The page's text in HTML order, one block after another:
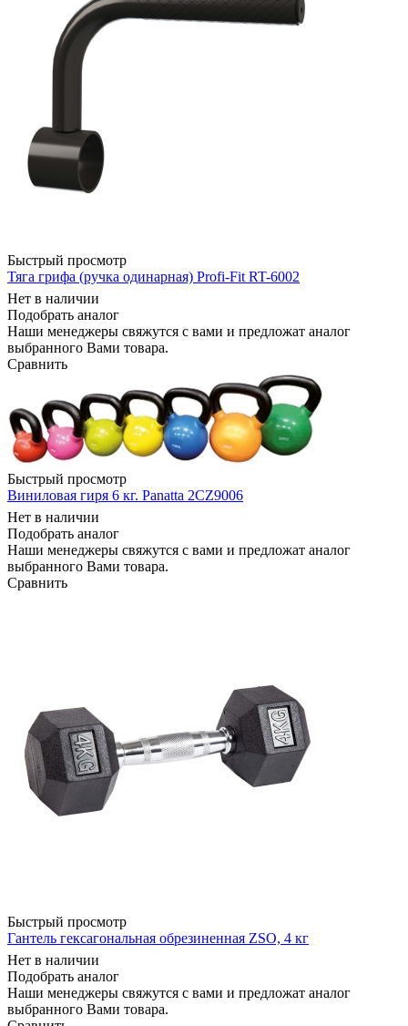
Быстрый просмотр
Тяга грифа (ручка одинарная) Profi-Fit RT-6002
Нет в наличии
Подобрать аналог
Наши менеджеры свяжутся с вами и предложат аналог
выбранного Вами товара.
Сравнить
Быстрый просмотр
Виниловая гиря 6 кг. Panatta 2CZ9006
Нет в наличии
Подобрать аналог
Наши менеджеры свяжутся с вами и предложат аналог
выбранного Вами товара.
Сравнить
Быстрый просмотр
Гантель гексагональная обрезиненная ZSO, 4 кг
Нет в наличии
Подобрать аналог
Наши менеджеры свяжутся с вами и предложат аналог
выбранного Вами товара.